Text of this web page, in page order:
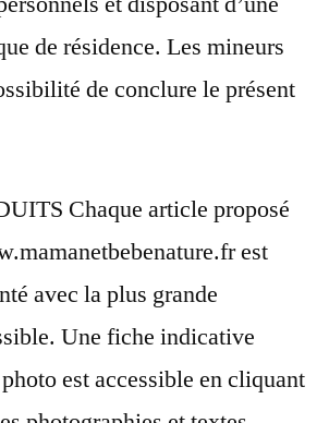
de résidence. Les mineurs
de conclure le présent
Chaque article proposé
est
avec la plus grande
Une fiche indicative
est accessible en cliquant